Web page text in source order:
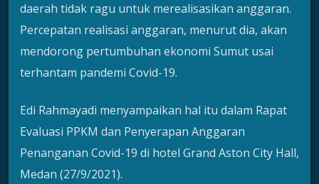
daerah tidak ragu untuk merealisasikan anggaran.
Percepatan realisasi anggaran, menurut dia, akan
mendorong pertumbuhan ekonomi Sumut usai
terhantam pandemi Covid-19.
Edi Rahmayadi menyampaikan hal itu dalam Rapat
Evaluasi PPKM dan Penyerapan Anggaran
Penanganan Covid-19 di hotel Grand Aston City Hall,
Medan (27/9/2021).